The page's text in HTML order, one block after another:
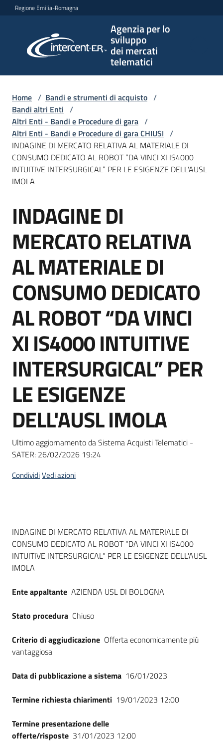
Vai al contenuto
Vai alla navigazione
Vai al footer
Regione Emilia-Romagna
Agenzia per lo
sviluppo
dei mercati
telematici
per lo
sviluppo
telematici
L'Agenzia
Bandi
strumenti
Supporto
Piattaforme
telematiche
English
site
Seguici
Home / Bandi e strumenti di acquisto /
Bandi altri Enti /
Altri Enti - Bandi e Procedure di gara /
Altri Enti - Bandi e Procedure di gara CHIUSI /
INDAGINE DI MERCATO RELATIVA AL MATERIALE DI
CONSUMO DEDICATO AL ROBOT “DA VINCI XI IS4000
INTUITIVE INTERSURGICAL” PER LE ESIGENZE DELL'AUSL
IMOLA
Salta al contenuto
INDAGINE DI
MERCATO RELATIVA
AL MATERIALE DI
CONSUMO DEDICATO
AL ROBOT “DA VINCI
XI IS4000 INTUITIVE
INTERSURGICAL” PER
LE ESIGENZE
DELL'AUSL IMOLA
Ultimo aggiornamento da Sistema Acquisti Telematici -
SATER: 26/02/2026 19:24
CondividiVedi azioni
Dati del bando
INDAGINE DI MERCATO RELATIVA AL MATERIALE DI
CONSUMO DEDICATO AL ROBOT “DA VINCI XI IS4000
INTUITIVE INTERSURGICAL” PER LE ESIGENZE DELL'AUSL
IMOLA
Ente appaltante AZIENDA USL DI BOLOGNA
Stato procedura Chiuso
Criterio di aggiudicazione Offerta economicamente più
vantaggiosa
Data di pubblicazione a sistema 16/01/2023
Termine richiesta chiarimenti 19/01/2023 12:00
Termine presentazione delle
offerte/risposte 31/01/2023 12:00